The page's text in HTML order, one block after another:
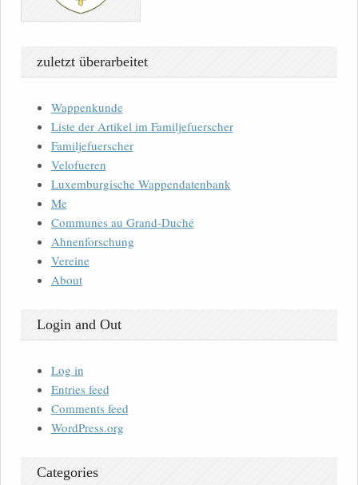
zuletzt überarbeitet
Wappenkunde
Liste der Artikel im Familjefuerscher
Familjefuerscher
Velofueren
Luxemburgische Wappendatenbank
Me
Communes au Grand-Duché
Ahnenforschung
Vereine
About
Login and Out
Log in
Entries feed
Comments feed
WordPress.org
Categories